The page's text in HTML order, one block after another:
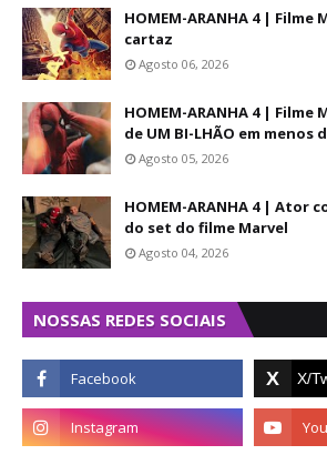
HOMEM-ARANHA 4 | Filme
cartaz
Agosto 06, 2026
HOMEM-ARANHA 4 |
de UM BI-LHÃO em menos
Agosto 05, 2026
HOMEM-ARANHA 4 | Ator
do set do filme Marvel
Agosto 04, 2026
NOSSAS REDES SOCIAIS